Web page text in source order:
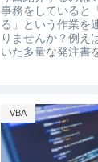
事務をしていると
る」という作業を
りませんか？例え
いた多量な発注書
VBA